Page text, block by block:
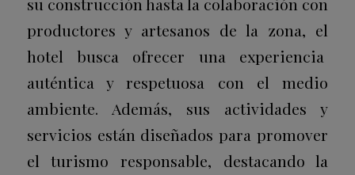
productores y artesanos de la zona, el
hotel busca ofrecer una experiencia
auténtica y respetuosa con el medio
ambiente. Además, sus actividades y
servicios están diseñados para promover
el turismo responsable, destacando la